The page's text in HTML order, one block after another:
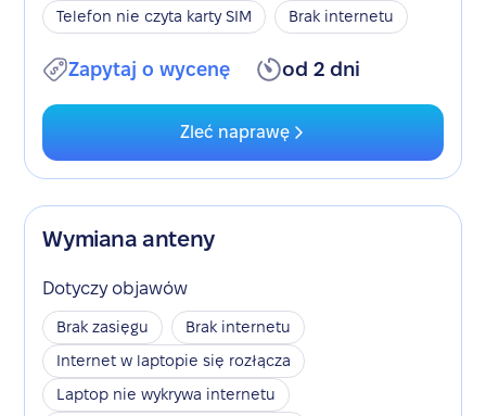
Telefon nie czyta karty SIM
Brak internetu
Zapytaj o wycenę od 2 dni
Zleć naprawę
Wymiana anteny
Dotyczy objawów
Brak zasięgu
Brak internetu
Internet w laptopie się rozłącza
Laptop nie wykrywa internetu